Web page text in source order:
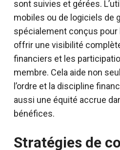
sont suivies et gérées.
mobiles ou de logiciels de
spécialement conçus
offrir une visibilité
financiers et les
membre. Cela aide non
l’ordre et la discipline
aussi une équité accrue
bénéfices.
Stratégies de